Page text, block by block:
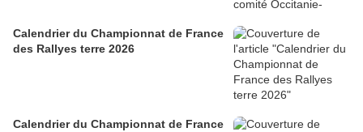
Calendrier du Championnat de France
des Rallyes terre 2026
Calendrier du Championnat de France